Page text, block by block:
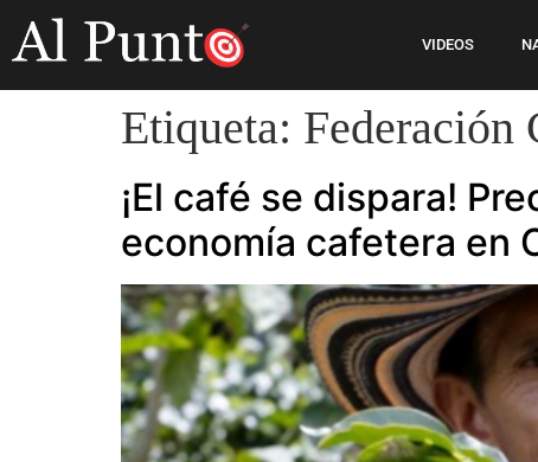
VIDEOS
Etiqueta: Federación
¡El café se dispara!
economía cafetera en